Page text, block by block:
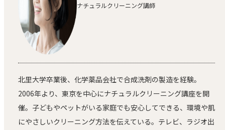
ナチュラルクリーニング講師
北里大学卒業後、化学薬品会社で合成洗剤の製造を経験。
2006年より、東京を中心にナチュラルクリーニング講座を開
催。子どもやペットがいる家庭でも安心してできる、環境や肌
にやさしいクリーニング方法を伝えている。テレビ、ラジオ出